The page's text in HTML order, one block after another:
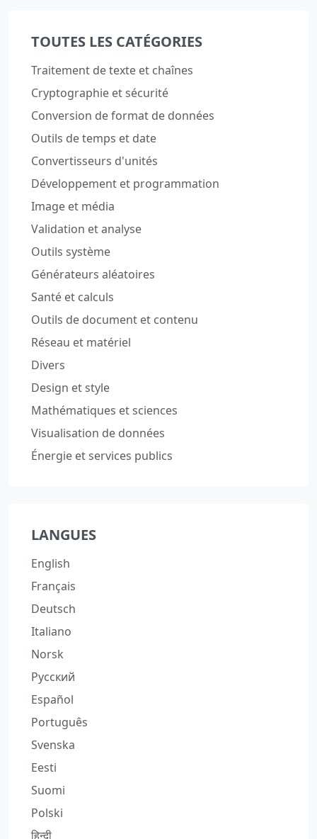
TOUTES LES CATÉGORIES
Traitement de texte et chaînes
Cryptographie et sécurité
Conversion de format de données
Outils de temps et date
Convertisseurs d'unités
Développement et programmation
Image et média
Validation et analyse
Outils système
Générateurs aléatoires
Santé et calculs
Outils de document et contenu
Réseau et matériel
Divers
Design et style
Mathématiques et sciences
Visualisation de données
Énergie et services publics
LANGUES
English
Français
Deutsch
Italiano
Norsk
Русский
Español
Português
Svenska
Eesti
Suomi
Polski
हिन्दी